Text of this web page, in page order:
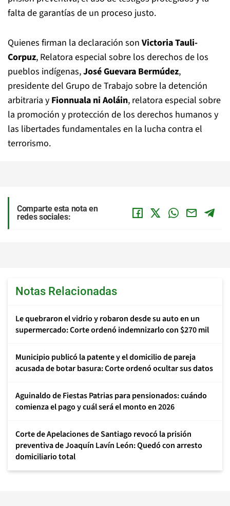
falta de garantías de un proceso justo.
Quienes firman la declaración son Victoria Tauli-
Corpuz, Relatora especial sobre los derechos de los
pueblos indígenas,José Guevara Bermúdez,
presidente del Grupo de Trabajo sobre la detención
arbitraria y Fionnuala ni Aoláin, relatora especial sobre
la promoción y protección de los derechos humanos y
las libertades fundamentales en la lucha contra el
terrorismo.
Comparte esta nota en
redes sociales:
Notas Relacionadas
Le quebraron el vidrio y robaron desde su auto en un
supermercado: Corte ordenó indemnizarlo con $270 mil
Municipio publicó la patente y el domicilio de pareja
acusada de botar basura: Corte ordenó ocultar sus datos
Aguinaldo de Fiestas Patrias para pensionados: cuándo
comienza el pago y cuál será el monto en 2026
Corte de Apelaciones de Santiago revocó la prisión
preventiva de Joaquín Lavín León: Quedó con arresto
domiciliario total